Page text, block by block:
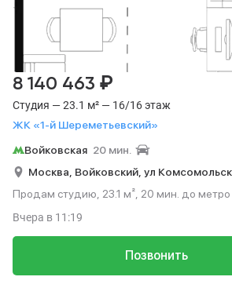
Студия — 23.1 м² — 16/16 этаж
ЖК «1-й Шереметьевский»
8 140 463 ₽
Войковская 20 мин.
Москва, Войковский, ул
Продам студию, 23.1 м², 20 мин. до метро
Позвонить
Вчера в 11:19